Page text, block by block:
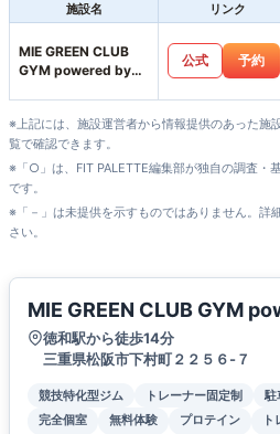
施設名
リンク
MIE GREEN CLUB
GYM powered by
公式 予約
※上記には、施設運営者から情報提供のあった施
覧で確認できます。
※「○」は、FIT PALETTE編集部が独自の調査・
です。
※「－」は未提供を示すものではありません。詳
さい。
MIE GREEN CLUB GYM
徳和駅から徒歩14分
三重県松阪市下村町２２５６-７
競技特化型ジム トレーナー固定制 駐
完全個室
無料体験 プロテイン